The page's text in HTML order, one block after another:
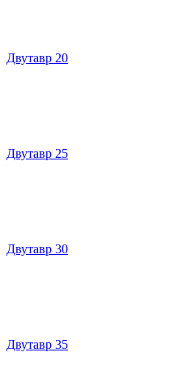
Двутавр 20
Двутавр 25
Двутавр 30
Двутавр 35